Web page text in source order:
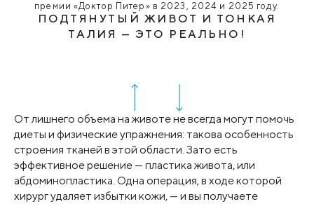
ПОДТЯНУТЫЙ ЖИВОТ И ТОНКАЯ
ТАЛИЯ — ЭТО РЕАЛЬНО!
премии «Доктор Питер» в 2023, 2024 и 2025 году.
От лишнего объема на животе не всегда могут помочь
диеты и физические упражнения: такова особенность
строения тканей в этой области. Зато есть
эффективное решение — пластика живота, или
абдоминопластика. Одна операция, в ходе которой
хирург удаляет избытки кожи, — и вы получаете